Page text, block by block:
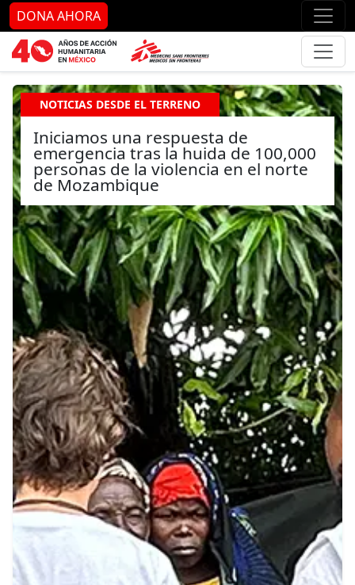
Ir al contenido principal Ir
DONA AHORA
NOTICIAS DESDE EL TERRENO
Iniciamos una respuesta de
emergencia tras la huida de 100,000
personas de la violencia en el norte
de Mozambique